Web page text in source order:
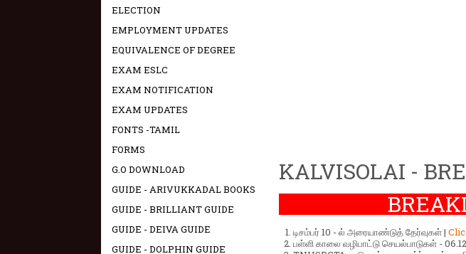
KALVISOLAI -
டிசம்பர் 10 - ல் அரையாண்டுத் தேர்வுகள் |
பள்ளி காலை வழிபாட்டு செயல்பாடுகள் -
ELECTION
EMPLOYMENT UPDATES
EQUIVALENCE OF DEGREE
EXAM ESLC
EXAM NOTIFICATION
EXAM UPDATES
FONTS -TAMIL
FORMS
G.O DOWNLOAD
GUIDE - ARIVUKKADAL BOOKS
GUIDE - BRILLIANT GUIDE
GUIDE - DEIVA GUIDE
GUIDE - DOLPHIN GUIDE